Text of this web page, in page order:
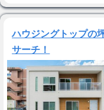
ハウジングトップの
サーチ！